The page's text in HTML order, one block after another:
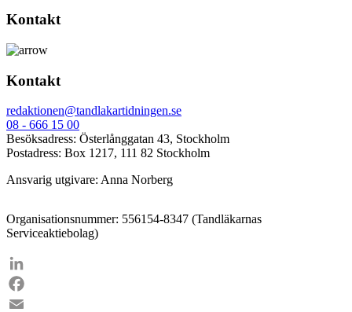
Kontakt
Kontakt
redaktionen@tandlakartidningen.se
08 - 666 15 00
Besöksadress: Österlånggatan 43, Stockholm
Postadress: Box 1217, 111 82 Stockholm
Ansvarig utgivare: Anna Norberg
Organisationsnummer: 556154-8347 (Tandläkarnas
Serviceaktiebolag)
LinkedIn
Facebook